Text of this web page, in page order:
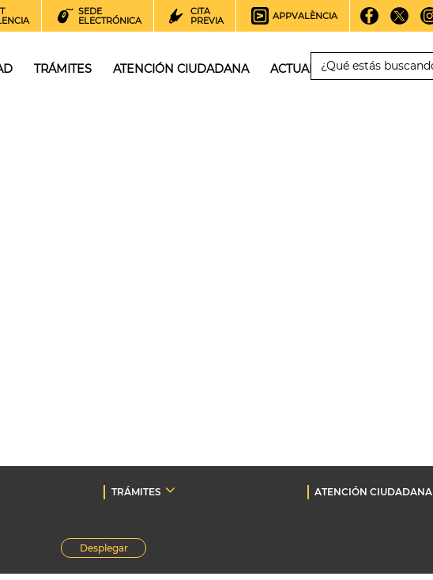
SEDE
ELECTRÓNICA
CITA
PREVIA
APPVALÈNCIA
TRÁMITES ATENCIÓN CIUDADANA ACTUALIDAD
TRÁMITES
ATENCIÓN CIUDADANA
Desplegar